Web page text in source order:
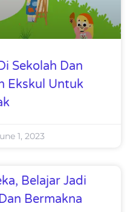
Sekolah Dan
Ekskul Untuk
1, 2023
Belajar Jadi
Bermakna